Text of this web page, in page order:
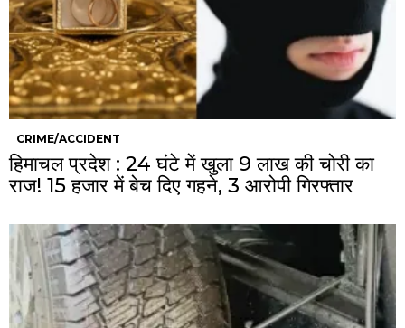
CRIME/ACCIDENT
हिमाचल प्रदेश : 24 घंटे में खुला 9 लाख की चोरी का
राज! 15 हजार में बेच दिए गहने, 3 आरोपी गिरफ्तार